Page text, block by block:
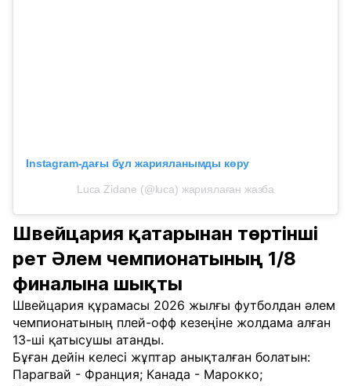
Instagram-дағы бұл жарияланымды көру
Luca Zidane (@luca) жариялаған жазба
Швейцария қатарынан төртінші
рет Әлем чемпионатының 1/8
финалына шықты
Швейцария құрамасы 2026 жылғы футболдан әлем
чемпионатының плей-офф кезеңіне жолдама алған
13-ші қатысушы атанды.
Бұған дейін келесі жұптар анықталған болатын:
Парагвай - Франция; Канада - Марокко;